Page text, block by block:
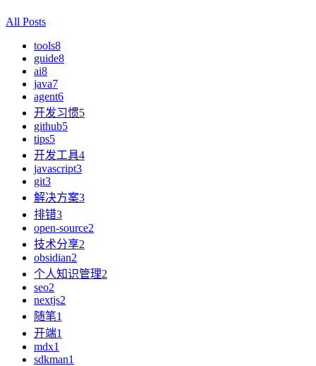
All Posts
tools8
guide8
ai8
java7
agent6
开发习惯5
github5
tips5
开发工具4
javascript3
git3
解决方案3
排错3
open-source2
技术分享2
obsidian2
个人知识管理2
seo2
nextjs2
随笔1
开端1
mdx1
sdkman1